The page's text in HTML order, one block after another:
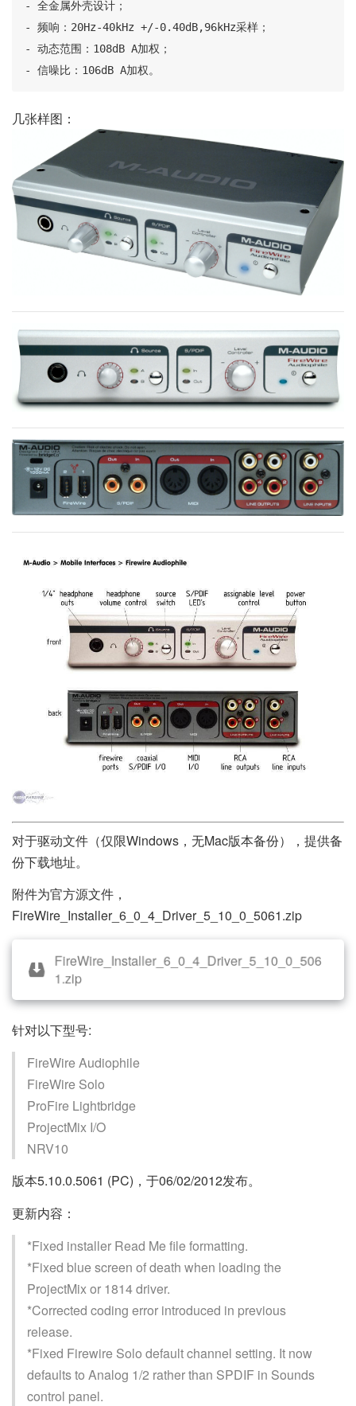
- 全金属外壳设计；
- 频响：20Hz-40kHz +/-0.40dB,96kHz采样；
- 动态范围：108dB A加权；
- 信噪比：106dB A加权。
几张样图：
对于驱动文件（仅限Windows，无Mac版本备份），提供备
份下载地址。
附件为官方源文件，
FireWire_Installer_6_0_4_Driver_5_10_0_5061.zip
FireWire_Installer_6_0_4_Driver_5_10_0_506
1.zip
针对以下型号:
FireWire Audiophile
FireWire Solo
ProFire Lightbridge
ProjectMix I/O
NRV10
版本5.10.0.5061 (PC)，于06/02/2012发布。
更新内容：
*Fixed installer Read Me file formatting.
*Fixed blue screen of death when loading the
ProjectMix or 1814 driver.
*Corrected coding error introduced in previous
release.
*Fixed Firewire Solo default channel setting. It now
defaults to Analog 1/2 rather than SPDIF in Sounds
control panel.